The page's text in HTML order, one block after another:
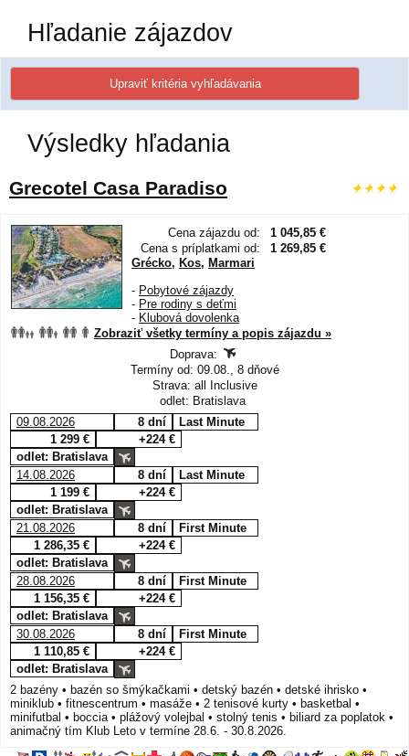
Hľadanie zájazdov
Výsledky hľadania
Grecotel Casa Paradiso
Cena zájazdu od:
1 045,85 €
Cena s príplatkami od:
1 269,85 €
Grécko, Kos, Marmari
- Pobytové zájazdy
- Pre rodiny s deťmi
- Klubová dovolenka
Zobraziť všetky termíny a popis zájazdu »
Doprava:
Termíny od: 09.08., 8 dňové
Strava: all Inclusive
odlet: Bratislava
09.08.2026
8 dní
Last Minute
1 299 €
+224 €
odlet: Bratislava
14.08.2026
8 dní
Last Minute
1 199 €
+224 €
odlet: Bratislava
21.08.2026
8 dní
First Minute
1 286,35 €
+224 €
odlet: Bratislava
28.08.2026
8 dní
First Minute
1 156,35 €
+224 €
odlet: Bratislava
30.08.2026
8 dní
First Minute
1 110,85 €
+224 €
odlet: Bratislava
2 bazény • bazén so šmýkačkami • detský bazén • detské ihrisko •
miniklub • fitnescentrum • masáže • 2 tenisové kurty • basketbal •
minifutbal • boccia • plážový volejbal • stolný tenis • biliard za poplatok •
animačný tím Klub Leto v termíne 28.6. - 30.8.2026.